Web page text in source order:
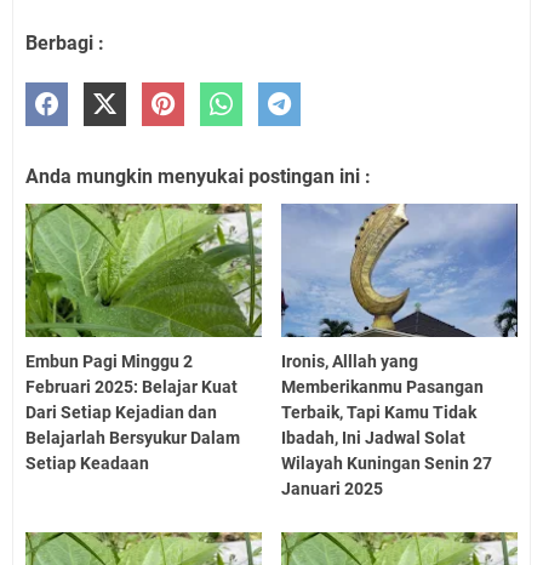
Berbagi :
Anda mungkin menyukai postingan ini :
Embun Pagi Minggu 2
Februari 2025: Belajar Kuat
Dari Setiap Kejadian dan
Belajarlah Bersyukur Dalam
Setiap Keadaan
Ironis, Alllah yang
Memberikanmu Pasangan
Terbaik, Tapi Kamu Tidak
Ibadah, Ini Jadwal Solat
Wilayah Kuningan Senin 27
Januari 2025